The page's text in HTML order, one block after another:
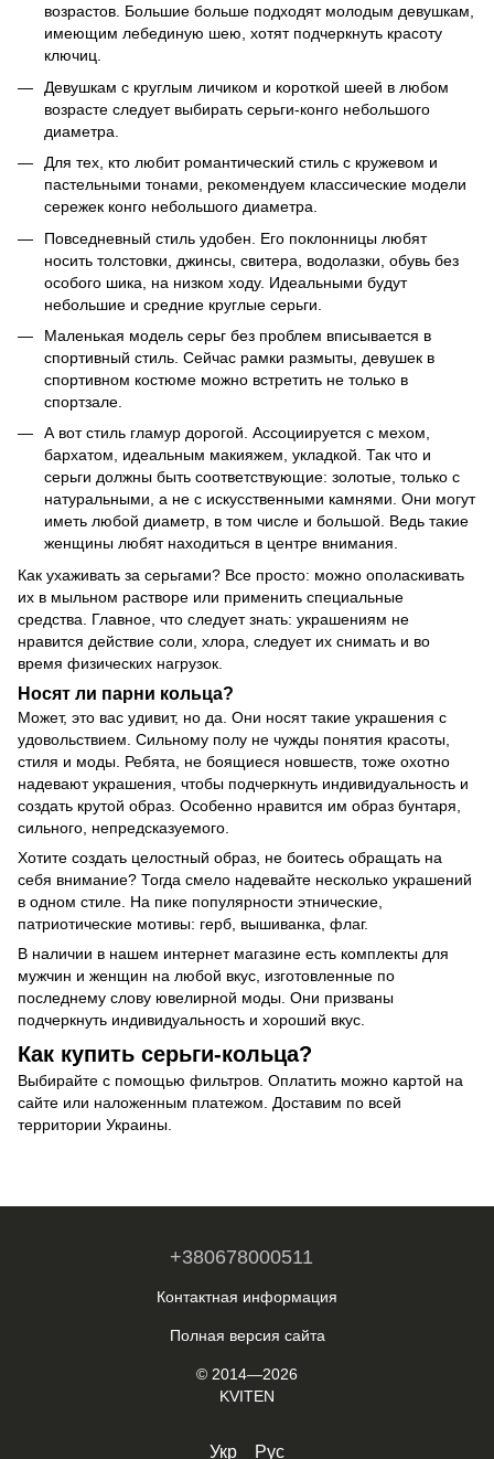
возрастов. Большие больше подходят молодым девушкам,
имеющим лебединую шею, хотят подчеркнуть красоту
ключиц.
Девушкам с круглым личиком и короткой шеей в любом
возрасте следует выбирать серьги-конго небольшого
диаметра.
Для тех, кто любит романтический стиль с кружевом и
пастельными тонами, рекомендуем классические модели
сережек конго небольшого диаметра.
Повседневный стиль удобен. Его поклонницы любят
носить толстовки, джинсы, свитера, водолазки, обувь без
особого шика, на низком ходу. Идеальными будут
небольшие и средние круглые серьги.
Маленькая модель серьг без проблем вписывается в
спортивный стиль. Сейчас рамки размыты, девушек в
спортивном костюме можно встретить не только в
спортзале.
А вот стиль гламур дорогой. Ассоциируется с мехом,
бархатом, идеальным макияжем, укладкой. Так что и
серьги должны быть соответствующие: золотые, только с
натуральными, а не с искусственными камнями. Они могут
иметь любой диаметр, в том числе и большой. Ведь такие
женщины любят находиться в центре внимания.
Как ухаживать за серьгами? Все просто: можно ополаскивать
их в мыльном растворе или применить специальные
средства. Главное, что следует знать: украшениям не
нравится действие соли, хлора, следует их снимать и во
время физических нагрузок.
Носят ли парни кольца?
Может, это вас удивит, но да. Они носят такие украшения с
удовольствием. Сильному полу не чужды понятия красоты,
стиля и моды. Ребята, не боящиеся новшеств, тоже охотно
надевают украшения, чтобы подчеркнуть индивидуальность и
создать крутой образ. Особенно нравится им образ бунтаря,
сильного, непредсказуемого.
Хотите создать целостный образ, не боитесь обращать на
себя внимание? Тогда смело надевайте несколько украшений
в одном стиле. На пике популярности этнические,
патриотические мотивы: герб, вышиванка, флаг.
В наличии в нашем интернет магазине есть комплекты для
мужчин и женщин на любой вкус, изготовленные по
последнему слову ювелирной моды. Они призваны
подчеркнуть индивидуальность и хороший вкус.
Как купить серьги-кольца?
Выбирайте с помощью фильтров. Оплатить можно картой на
сайте или наложенным платежом. Доставим по всей
территории Украины.
+380678000511
Контактная информация
Полная версия сайта
© 2014—2026
KVITEN
Укр Рус